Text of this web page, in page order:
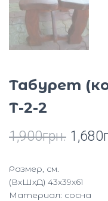
Табурет
Т-2-2
1,900грн. 1,680
Размер, см.
(ВхШхД) 43х39х61
Материал: сосна